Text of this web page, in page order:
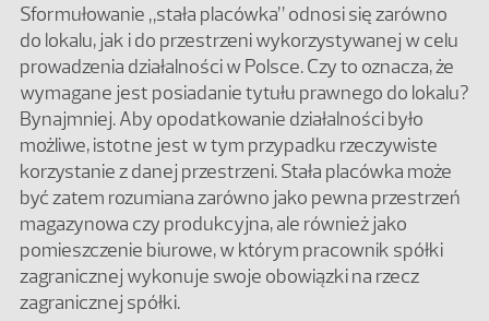
Sformułowanie „stała placówka” odnosi się zarówno
do lokalu, jak i do przestrzeni wykorzystywanej w celu
prowadzenia działalności w Polsce. Czy to oznacza, że
wymagane jest posiadanie tytułu prawnego do lokalu?
Bynajmniej. Aby opodatkowanie działalności było
możliwe, istotne jest w tym przypadku rzeczywiste
korzystanie z danej przestrzeni. Stała placówka może
być zatem rozumiana zarówno jako pewna przestrzeń
magazynowa czy produkcyjna, ale również jako
pomieszczenie biurowe, w którym pracownik spółki
zagranicznej wykonuje swoje obowiązki na rzecz
zagranicznej spółki.